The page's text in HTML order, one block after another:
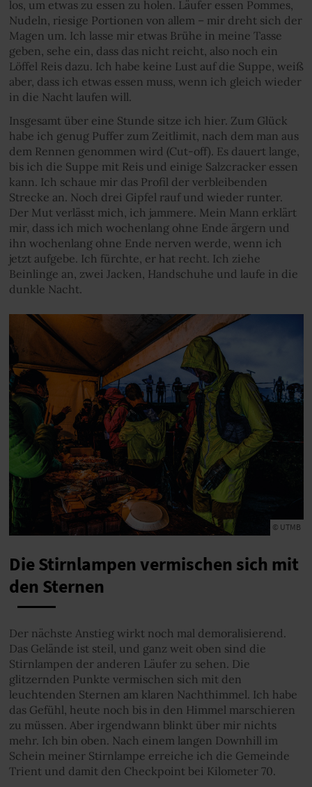
los, um etwas zu essen zu holen. Läufer essen Pommes,
Nudeln, riesige Portionen von allem – mir dreht sich der
Magen um. Ich lasse mir etwas Brühe in meine Tasse
geben, sehe ein, dass das nicht reicht, also noch ein
Löffel Reis dazu. Ich habe keine Lust auf die Suppe, weiß
aber, dass ich etwas essen muss, wenn ich gleich wieder
in die Nacht laufen will.
Insgesamt über eine Stunde sitze ich hier. Zum Glück
habe ich genug Puffer zum Zeitlimit, nach dem man aus
dem Rennen genommen wird (Cut-off). Es dauert lange,
bis ich die Suppe mit Reis und einige Salzcracker essen
kann. Ich schaue mir das Profil der verbleibenden
Strecke an. Noch drei Gipfel rauf und wieder runter.
Der Mut verlässt mich, ich jammere. Mein Mann erklärt
mir, dass ich mich wochenlang ohne Ende ärgern und
ihn wochenlang ohne Ende nerven werde, wenn ich
jetzt aufgebe. Ich fürchte, er hat recht. Ich ziehe
Beinlinge an, zwei Jacken, Handschuhe und laufe in die
dunkle Nacht.
© UTMB
Die Stirnlampen vermischen sich mit
den Sternen
Der nächste Anstieg wirkt noch mal demoralisierend.
Das Gelände ist steil, und ganz weit oben sind die
Stirnlampen der anderen Läufer zu sehen. Die
glitzernden Punkte vermischen sich mit den
leuchtenden Sternen am klaren Nachthimmel. Ich habe
das Gefühl, heute noch bis in den Himmel marschieren
zu müssen. Aber irgendwann blinkt über mir nichts
mehr. Ich bin oben. Nach einem langen Downhill im
Schein meiner Stirnlampe erreiche ich die Gemeinde
Trient und damit den Checkpoint bei Kilometer 70.